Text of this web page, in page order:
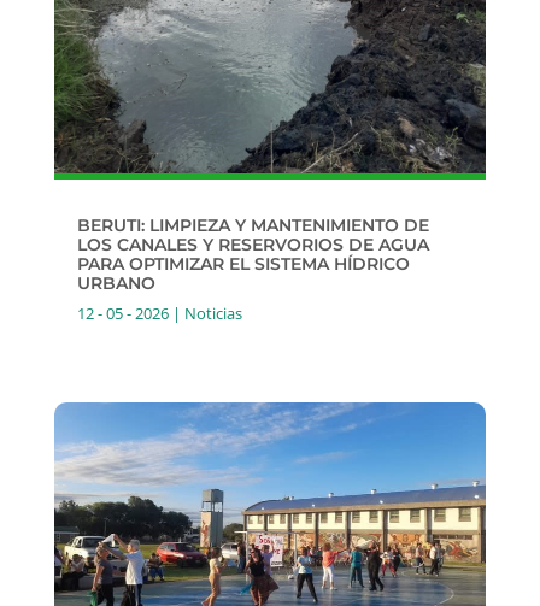
BERUTI: LIMPIEZA Y MANTENIMIENTO DE
LOS CANALES Y RESERVORIOS DE AGUA
PARA OPTIMIZAR EL SISTEMA HÍDRICO
URBANO
12 - 05 - 2026| Noticias